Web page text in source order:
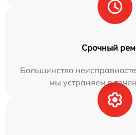
Срочный
Большинство
мы устраняем в